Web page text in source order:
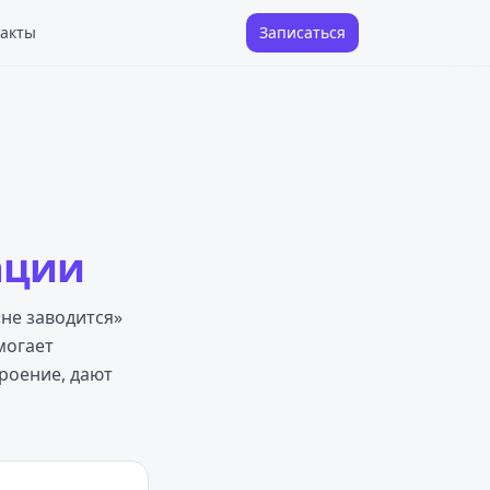
Записаться
заводится»
дают